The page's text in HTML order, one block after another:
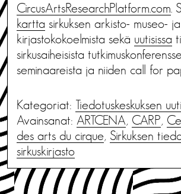
CircusArtsResearchPlatform.com .
kartta sirkuksen arkisto- museo- ja
kirjastokokoelmista sekä uutisissa
sirkusaiheisista
seminaareista ja niiden call for
Kategoriat: Tiedotus­keskuksen
Avainsanat: ARTCENA, CARP,
des arts du cirque, Sirkuksen
sirkuskirjasto